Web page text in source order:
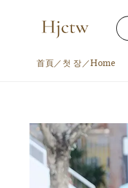
首頁／첫 장／Home